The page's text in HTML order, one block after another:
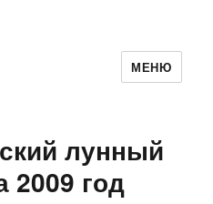
МЕНЮ
лунный
2009 год